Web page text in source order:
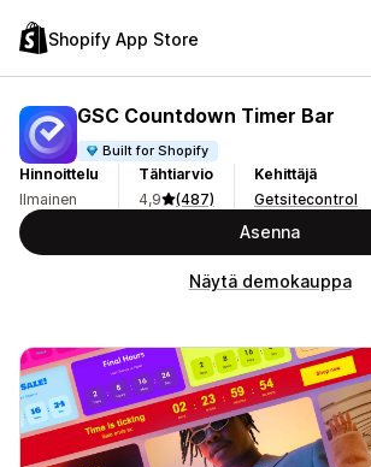
Shopify App Store
GSC Countdown Timer Bar
Built for Shopify
Hinnoittelu
Ilmainen
Tähtiarvio
4,9
(487)
Kehittäjä
Getsitecontrol
Asenna
Näytä demokauppa